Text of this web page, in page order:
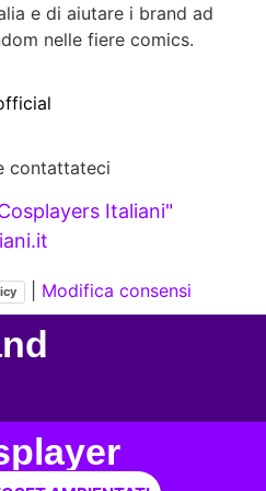
e di aiutare i brand ad
nelle fiere comics.
contattateci
Italiani"
Modifica consensi